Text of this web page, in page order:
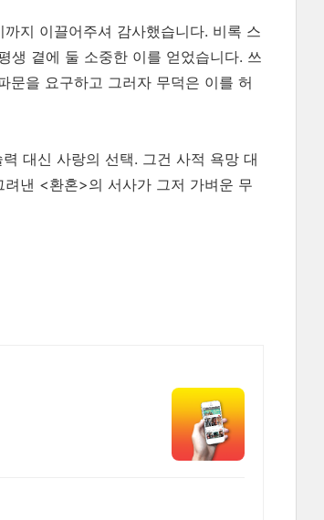
지 이끌어주셔 감사했습니다. 비록 스
생 곁에 둘 소중한 이를 얻었습니다. 쓰
문을 요구하고 그러자 무덕은 이를 허
대신 사랑의 선택. 그건 사적 욕망 대
낸 <환혼>의 서사가 그저 가벼운 무